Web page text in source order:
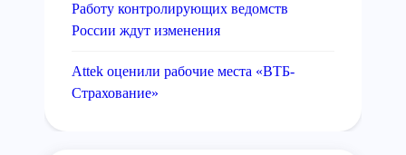
Работу контролирующих ведомств
России ждут изменения
Attek оценили рабочие места «ВТБ-
Страхование»